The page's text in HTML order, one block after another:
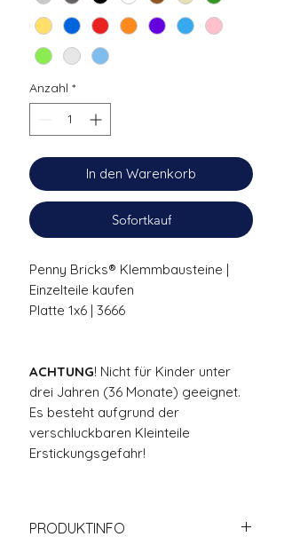
Anzahl *
In den Warenkorb
Sofortkauf
Penny Bricks® Klemmbausteine |
Einzelteile kaufen
Platte 1x6 | 3666
ACHTUNG! Nicht für Kinder unter
drei Jahren (36 Monate) geeignet.
Es besteht aufgrund der
verschluckbaren Kleinteile
Erstickungsgefahr!
PRODUKTINFO